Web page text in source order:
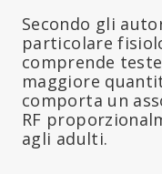
Secondo gli
particolare
comprende
maggiore
comporta un
RF
agli adulti.